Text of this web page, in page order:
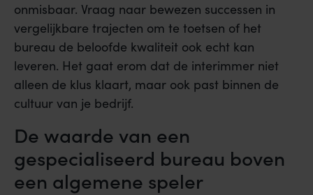
onmisbaar. Vraag naar bewezen successen in
vergelijkbare trajecten om te toetsen of het
bureau de beloofde kwaliteit ook echt kan
leveren. Het gaat erom dat de interimmer niet
alleen de klus klaart, maar ook past binnen de
cultuur van je bedrijf.
De waarde van een
gespecialiseerd bureau boven
een algemene speler